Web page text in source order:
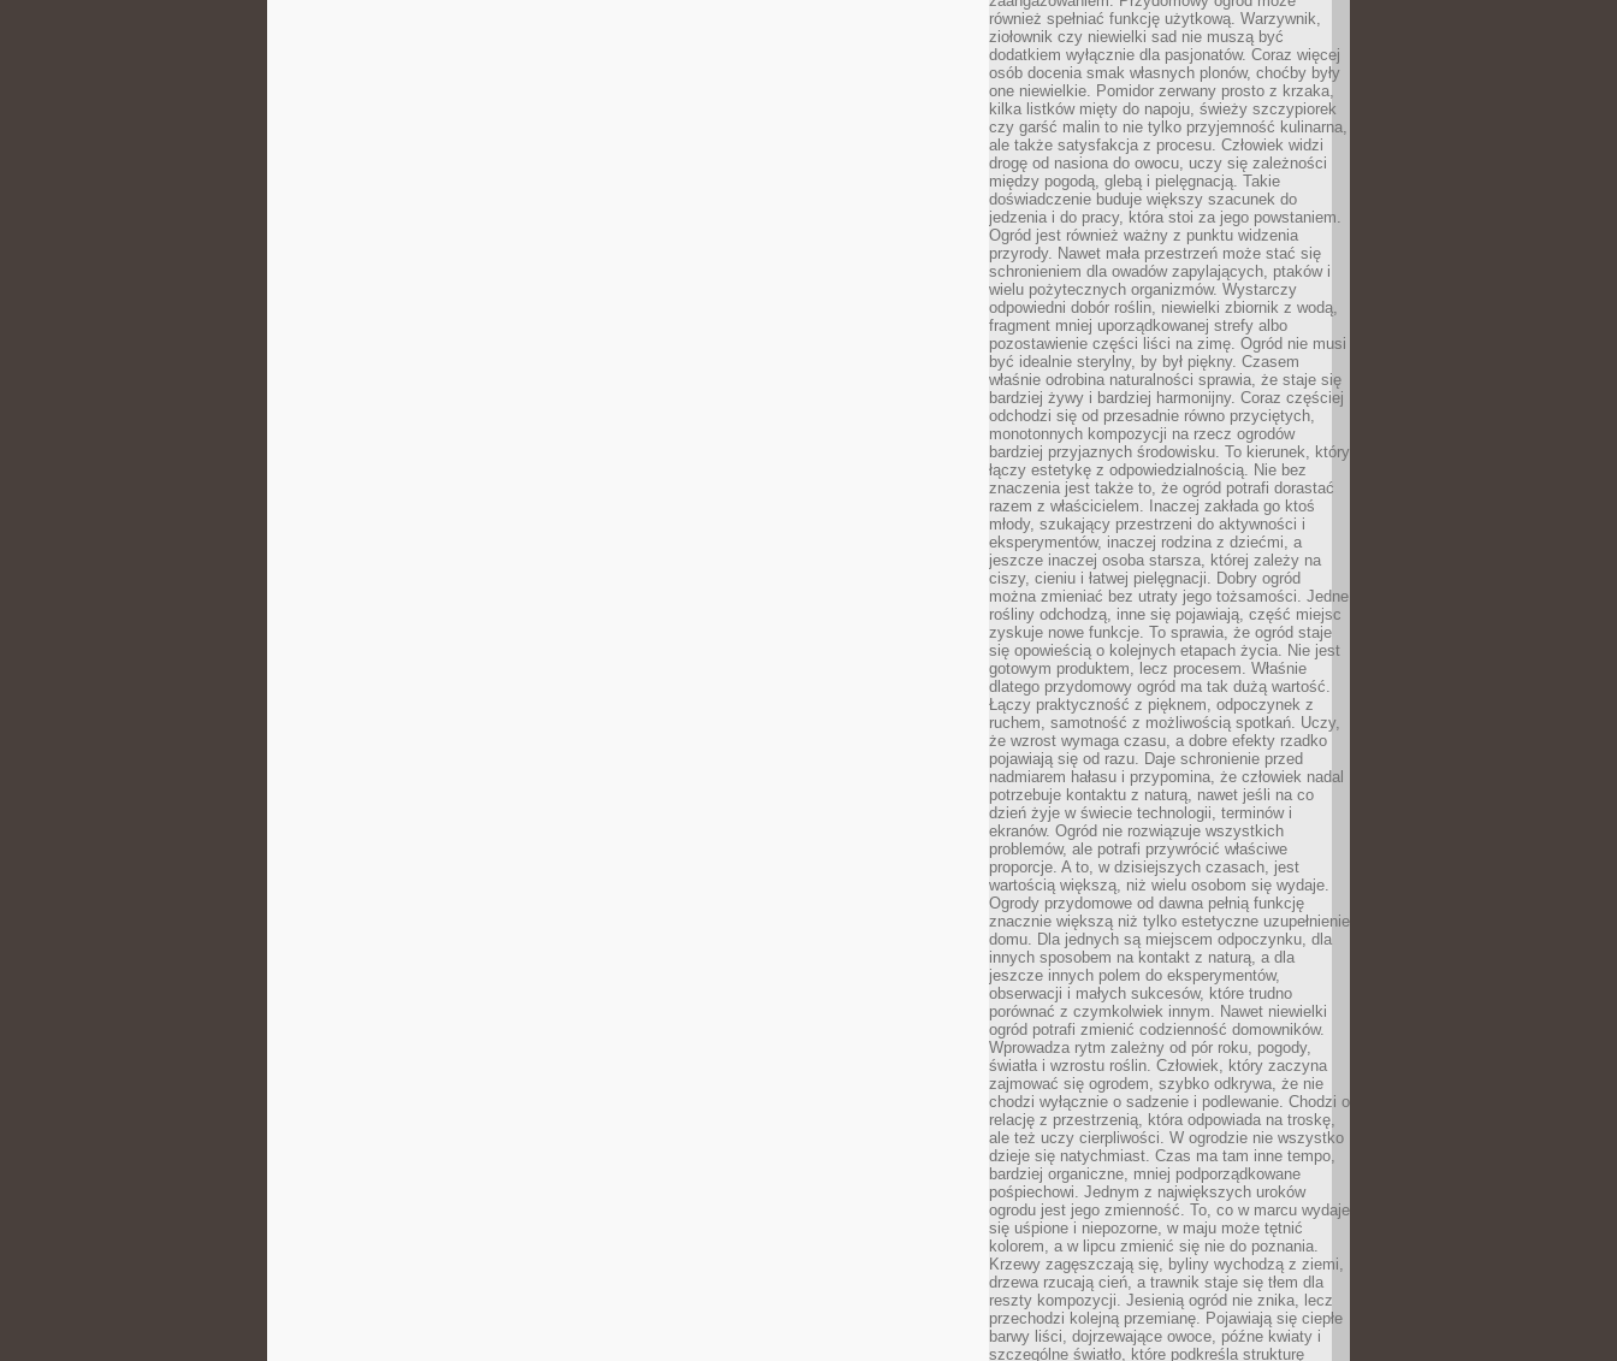
również spełniać funkcję użytkową. Warzywnik,
ziołownik czy niewielki sad nie muszą być
dodatkiem wyłącznie dla pasjonatów. Coraz więcej
osób docenia smak własnych plonów, choćby były
one niewielkie. Pomidor zerwany prosto z krzaka,
kilka listków mięty do napoju, świeży szczypiorek
czy garść malin to nie tylko przyjemność kulinarna,
ale także satysfakcja z procesu. Człowiek widzi
drogę od nasiona do owocu, uczy się zależności
między pogodą, glebą i pielęgnacją. Takie
doświadczenie buduje większy szacunek do
jedzenia i do pracy, która stoi za jego powstaniem.
Ogród jest również ważny z punktu widzenia
przyrody. Nawet mała przestrzeń może stać się
schronieniem dla owadów zapylających, ptaków i
wielu pożytecznych organizmów. Wystarczy
odpowiedni dobór roślin, niewielki zbiornik z wodą,
fragment mniej uporządkowanej strefy albo
pozostawienie części liści na zimę. Ogród nie musi
być idealnie sterylny, by był piękny. Czasem
właśnie odrobina naturalności sprawia, że staje się
bardziej żywy i bardziej harmonijny. Coraz częściej
odchodzi się od przesadnie równo przyciętych,
monotonnych kompozycji na rzecz ogrodów
bardziej przyjaznych środowisku. To kierunek, który
łączy estetykę z odpowiedzialnością. Nie bez
znaczenia jest także to, że ogród potrafi dorastać
razem z właścicielem. Inaczej zakłada go ktoś
młody, szukający przestrzeni do aktywności i
eksperymentów, inaczej rodzina z dziećmi, a
jeszcze inaczej osoba starsza, której zależy na
ciszy, cieniu i łatwej pielęgnacji. Dobry ogród
można zmieniać bez utraty jego tożsamości. Jedne
rośliny odchodzą, inne się pojawiają, część miejsc
zyskuje nowe funkcje. To sprawia, że ogród staje
się opowieścią o kolejnych etapach życia. Nie jest
gotowym produktem, lecz procesem. Właśnie
dlatego przydomowy ogród ma tak dużą wartość.
Łączy praktyczność z pięknem, odpoczynek z
ruchem, samotność z możliwością spotkań. Uczy,
że wzrost wymaga czasu, a dobre efekty rzadko
pojawiają się od razu. Daje schronienie przed
nadmiarem hałasu i przypomina, że człowiek nadal
potrzebuje kontaktu z naturą, nawet jeśli na co
dzień żyje w świecie technologii, terminów i
ekranów. Ogród nie rozwiązuje wszystkich
problemów, ale potrafi przywrócić właściwe
proporcje. A to, w dzisiejszych czasach, jest
wartością większą, niż wielu osobom się wydaje.
Ogrody przydomowe od dawna pełnią funkcję
znacznie większą niż tylko estetyczne uzupełnienie
domu. Dla jednych są miejscem odpoczynku, dla
innych sposobem na kontakt z naturą, a dla
jeszcze innych polem do eksperymentów,
obserwacji i małych sukcesów, które trudno
porównać z czymkolwiek innym. Nawet niewielki
ogród potrafi zmienić codzienność domowników.
Wprowadza rytm zależny od pór roku, pogody,
światła i wzrostu roślin. Człowiek, który zaczyna
zajmować się ogrodem, szybko odkrywa, że nie
chodzi wyłącznie o sadzenie i podlewanie. Chodzi o
relację z przestrzenią, która odpowiada na troskę,
ale też uczy cierpliwości. W ogrodzie nie wszystko
dzieje się natychmiast. Czas ma tam inne tempo,
bardziej organiczne, mniej podporządkowane
pośpiechowi. Jednym z największych uroków
ogrodu jest jego zmienność. To, co w marcu wydaje
się uśpione i niepozorne, w maju może tętnić
kolorem, a w lipcu zmienić się nie do poznania.
Krzewy zagęszczają się, byliny wychodzą z ziemi,
drzewa rzucają cień, a trawnik staje się tłem dla
reszty kompozycji. Jesienią ogród nie znika, lecz
przechodzi kolejną przemianę. Pojawiają się ciepłe
barwy liści, dojrzewające owoce, późne kwiaty i
szczególne światło, które podkreśla strukturę